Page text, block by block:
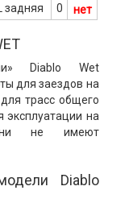
задняя 0 нет
Diablo Wet
для заездов на
трасс общего
на
они не имеют
Diablo